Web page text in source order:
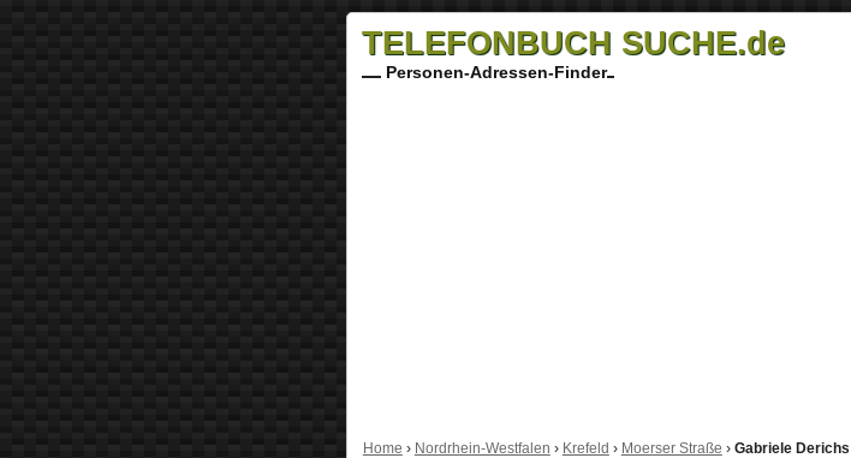
TELEFONBUCH SUCHE.de
Personen-Adressen-Finder
Home › Nordrhein-Westfalen › Krefeld › Moerser Straße › Gabriele Derichs